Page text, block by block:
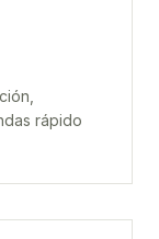
rápido